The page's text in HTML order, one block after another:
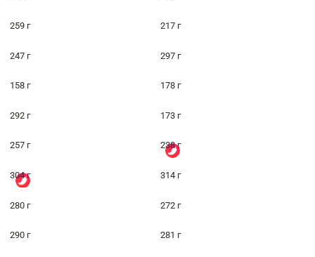
259 г 217 г
247 г 297 г
158 г 178 г
292 г 173 г
257 г 238 г
304 г 314 г
280 г 272 г
290 г 281 г